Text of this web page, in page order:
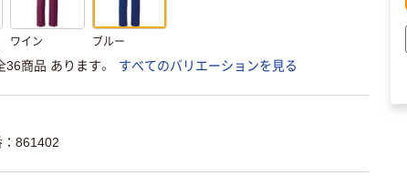
ワイン ブルー
36商品 あります。
すべてのバリエーションを見る
：861402